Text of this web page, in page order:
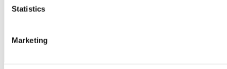
combine it with other information that you’ve provided to
Statistics
Marketing